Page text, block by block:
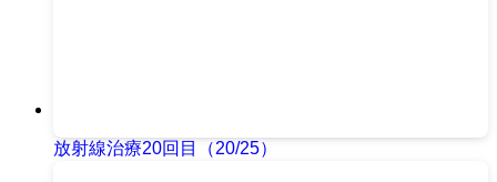
放射線治療20回目（20/25）